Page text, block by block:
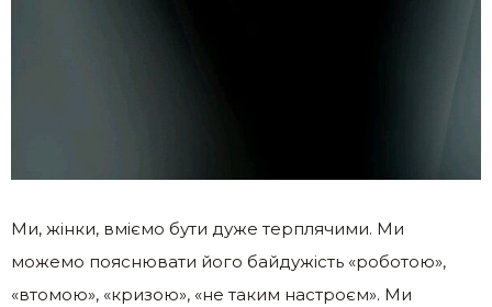
Ми, жінки, вміємо бути дуже терплячими. Ми
можемо пояснювати його байдужість «роботою»,
«втомою», «кризою», «не таким настроєм». Ми